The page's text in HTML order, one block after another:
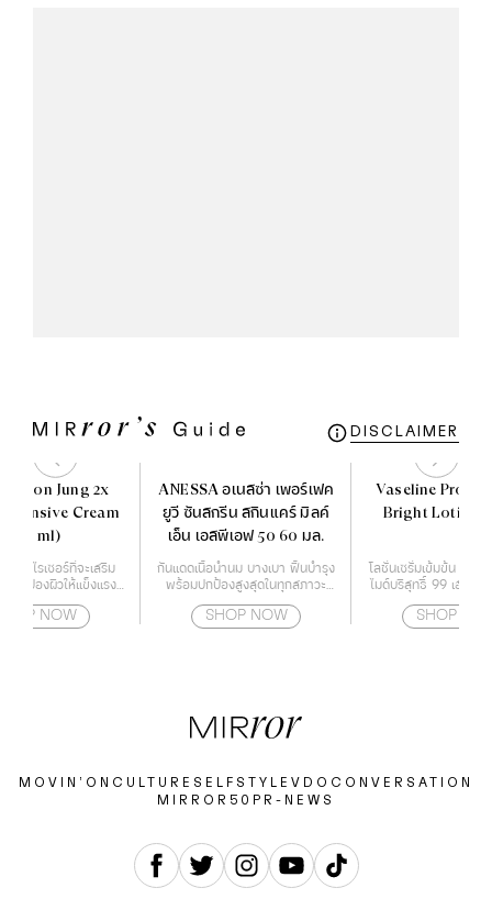
DISCLAIMER
Soon Jung 2x
Cream
(60 ml)
จอร์ไรเซอร์ที่จะเสริม
ะปกป้องผิวให้แข็งแรง
NOW
ANESSA อเนสซ่า เพอร์เฟค
ยูวี ซันสกรีน สกินแคร์ มิลค์
เอ็น เอสพีเอฟ 50 60 มล.
กันแดดเนื้อน้ำนม บางเบา ฟื้นบำรุง
พร้อมปกป้องสูงสุดในทุกสภาวะ
SHOP NOW
Vaseline
Bright Lotion
โลชั่นเซรั่มเข้มข้น ที่ผส
ไมด์บริสุทธิ์ 99 เฮกซิล
SHOP
MOVIN’ON CULTURE SELF STYLE VDO CONVERSATION
MIRROR50 PR-NEWS